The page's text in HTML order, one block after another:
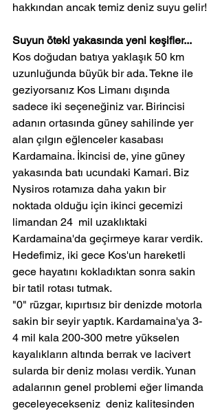
hakkından ancak temiz deniz suyu gelir!
Suyun öteki yakasında yeni keşifler...
Kos doğudan batıya yaklaşık 50 km
uzunluğunda büyük bir ada. Tekne ile
geziyorsanız Kos Limanı dışında
sadece iki seçeneğiniz var. Birincisi
adanın ortasında güney sahilinde yer
alan çılgın eğlenceler kasabası
Kardamaina. İkincisi de, yine güney
yakasında batı ucundaki Kamari. Biz
Nysiros rotamıza daha yakın bir
noktada olduğu için ikinci gecemizi
limandan 24  mil uzaklıktaki
Kardamaina'da geçirmeye karar verdik.
Hedefimiz, iki gece Kos'un hareketli
gece hayatını kokladıktan sonra sakin
bir tatil rotası tutmak.
"0" rüzgar, kıpırtısız bir denizde motorla
sakin bir seyir yaptık. Kardamaina'ya 3-
4 mil kala 200-300 metre yükselen
kayalıkların altında berrak ve lacivert
sularda bir deniz molası verdik. Yunan
adalarının genel problemi eğer limanda
geceleyecekseniz  deniz kalitesinden